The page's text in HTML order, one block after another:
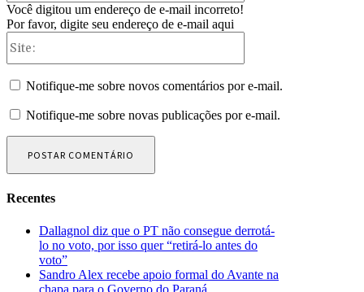
Você digitou um endereço de e-mail incorreto!
Por favor, digite seu endereço de e-mail aqui
Notifique-me sobre novos comentários por e-mail.
Notifique-me sobre novas publicações por e-mail.
Recentes
Dallagnol diz que o PT não consegue derrotá-
lo no voto, por isso quer “retirá-lo antes do
voto”
Sandro Alex recebe apoio formal do Avante na
chapa para o Governo do Paraná